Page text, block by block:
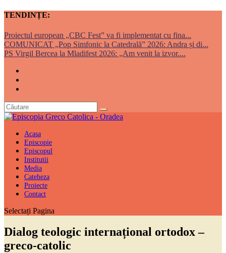
TENDINȚE:
Proiectul european „CBC Fest” va fi implementat cu fina...
COMUNICAT „Pop Simfonic la Catedrală” 2026: Andra și di...
PS Virgil Bercea la Mladifest 2026: „Am venit la izvor....
Acasa
Episcopie
Episcopul
Institutii
Media
Cateheza
Proiecte
Contact
Selectați Pagina
Dialog teologic internațional ortodox –
greco-catolic